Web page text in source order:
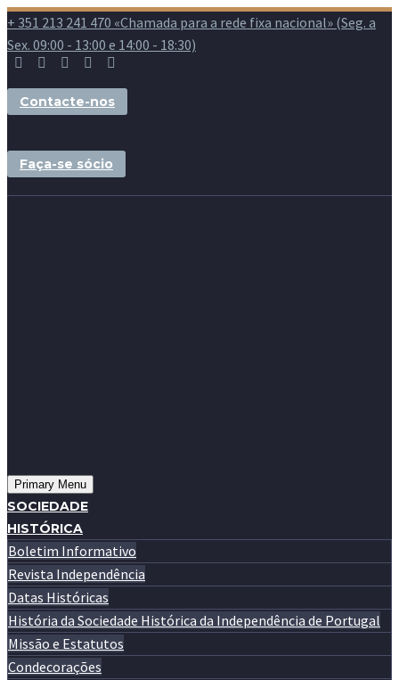
+ 351 213 241 470 «Chamada para a rede fixa nacional» (Seg. a
Sex. 09:00 - 13:00 e 14:00 - 18:30)
Contacte-nos
Faça-se sócio
Primary Menu
SOCIEDADE
HISTÓRICA
Boletim Informativo
Revista Independência
Datas Históricas
História da Sociedade Histórica da Independência de Portugal
Missão e Estatutos
Condecorações